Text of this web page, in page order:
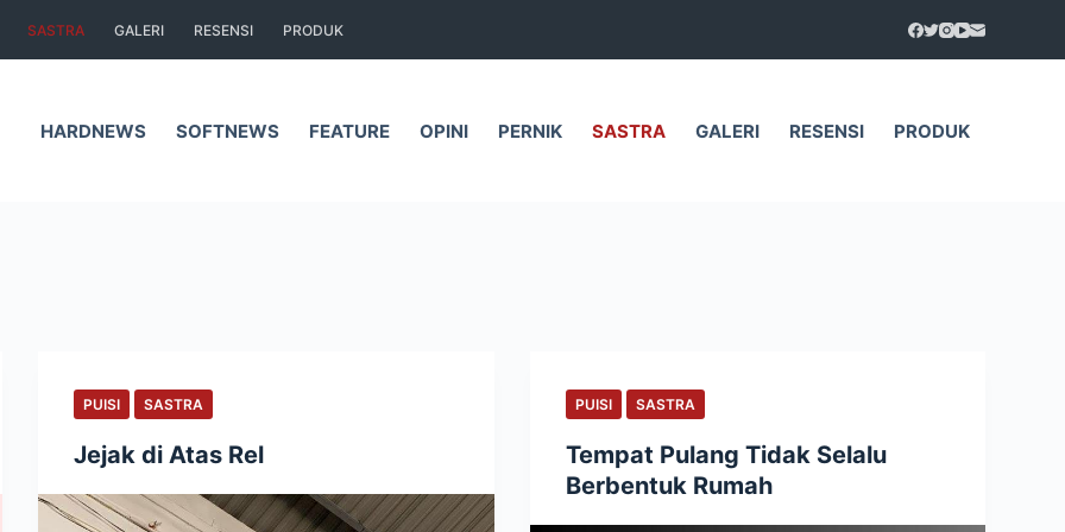
SASTRA GALERI RESENSI PRODUK
HARDNEWS SOFTNEWS FEATURE OPINI PERNIK SASTRA GALERI RESENSI PRODUK
PUISI SASTRA
Jejak di Atas Rel
PUISI SASTRA
Tempat Pulang Tidak Selalu
Berbentuk Rumah